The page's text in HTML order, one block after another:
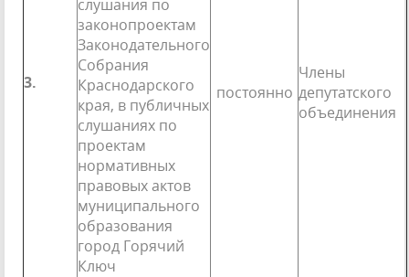
3.
слушания по
законопроектам
Законодательного
Собрания
Краснодарского
края, в пуб­личных
слушаниях по
проектам
нормативных
правовых актов
муниципального
образования
город Горячий
Ключ
постоянно
Члены
депутатского
объединения